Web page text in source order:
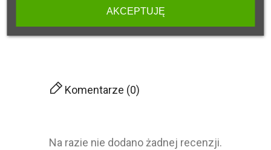
KOMENTARZE PRODUKTU
Komentarze (0)
Na razie nie dodano żadnej recenzji.
AKCEPTUJĘ